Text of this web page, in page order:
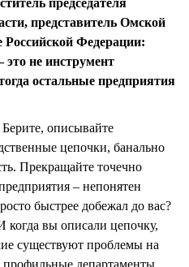
председателя
представитель Омской
Российской Федерации:
не инструмент
остальные предприятия
описывайте
цепочки, банально
Прекращайте точечно
– непонятен
быстрее добежал до вас?
когда вы описали цепочку,
существуют проблемы на